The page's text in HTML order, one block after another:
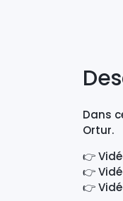
Dans
Ortur.
👉
👉
👉